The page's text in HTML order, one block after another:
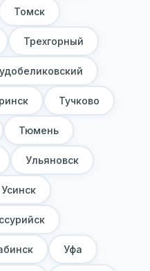
Томск
Трехгорный
Тучково
Тюмень
Ульяновск
Усинск
Уфа